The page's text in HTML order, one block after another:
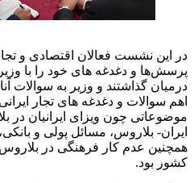
در این نشست فعالان اقتصادی و
پرسش‌ها و دغدغه های خود را با
درمیان گذاشتند و وزیر به سوالات
اهم سوالات و دغدغه های تجار
موضوعاتی چون ویزای ایرانیان در
ایران- بلاروس، مسائل پولی و
همچنین عدم کار فرهنگی در
کشور بود.